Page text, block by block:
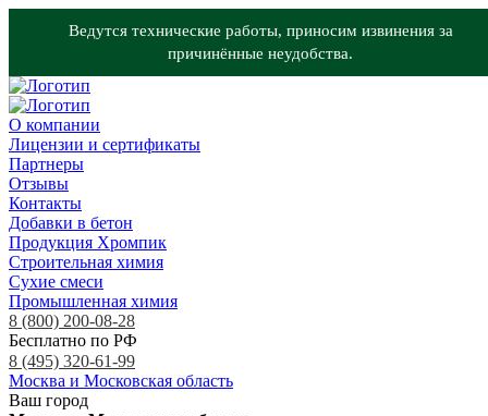
Ведутся технические работы, приносим извинения за
причинённые неудобства.
О компании
Лицензии и сертификаты
Партнеры
Отзывы
Контакты
Добавки в бетон
Продукция Хромпик
Строительная химия
Сухие смеси
Промышленная химия
8 (800) 200-08-28
Бесплатно по РФ
8 (495) 320-61-99
Москва и Московская область
Ваш город